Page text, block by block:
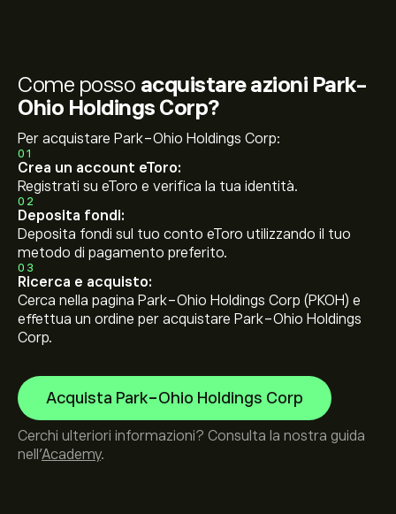
Come posso acquistare azioni Park-
Ohio Holdings Corp?
Per acquistare Park-Ohio Holdings Corp:
01
Crea un account eToro:
Registrati su eToro e verifica la tua identità.
02
Deposita fondi:
Deposita fondi sul tuo conto eToro utilizzando il tuo
metodo di pagamento preferito.
03
Ricerca e acquisto:
Cerca nella pagina Park-Ohio Holdings Corp (PKOH) e
effettua un ordine per acquistare Park-Ohio Holdings
Corp.
Acquista Park-Ohio Holdings Corp
Cerchi ulteriori informazioni? Consulta la nostra guida
nell’Academy.